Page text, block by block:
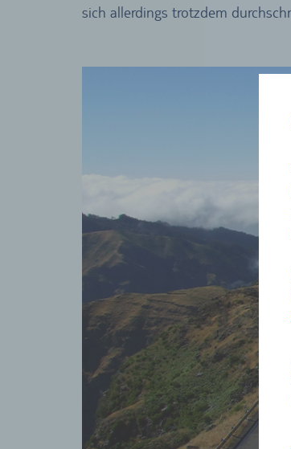
sich allerdings trotzdem